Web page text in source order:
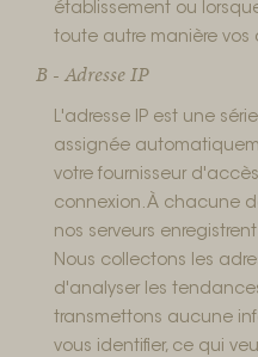
établissement ou
toute autre manière vos
B - Adresse IP
L'adresse IP est une
assignée
votre fournisseur
connexion. À chacune
nos serveurs
Nous collectons les
d'analyser les
transmettons aucune
vous identifier, ce qui